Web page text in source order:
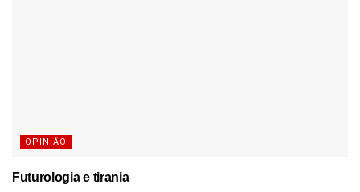
OPINIÃO
Futurologia e tirania